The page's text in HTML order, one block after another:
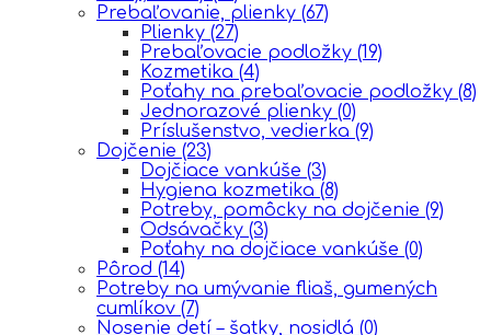
Prebaľovanie, plienky (67)
Plienky (27)
Prebaľovacie podložky (19)
Kozmetika (4)
Poťahy na prebaľovacie podložky (8)
Jednorazové plienky (0)
Príslušenstvo, vedierka (9)
Dojčenie (23)
Dojčiace vankúše (3)
Hygiena kozmetika (8)
Potreby, pomôcky na dojčenie (9)
Odsávačky (3)
Poťahy na dojčiace vankúše (0)
Pôrod (14)
Potreby na umývanie fliaš, gumených
cumlíkov (7)
Nosenie detí – šatky, nosidlá (0)